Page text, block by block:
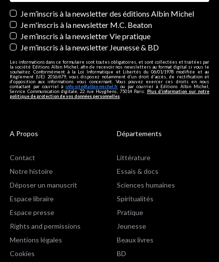
Newsletters
Je m’inscris à la newsletter des éditions Albin Michel
Je m'inscris à la newsletter M.C. Beaton
Je m’inscris à la newsletter Vie pratique
Je m’inscris à la newsletter Jeunesse & BD
Les informations dans ce formulaire sont toutes obligatoires, et sont collectées et traitées par
la société Editions Albin Michel, afin de recevoir nos newsletters au format digital si vous le
souhaitez. Conformément à la Loi Informatique et Libertés du 06/01/1978 modifiée et au
Règlement (UE) 2016/679, vous disposez notamment d'un droit d'accès, de rectification et
d’opposition aux informations vous concernant. Vous pouvez exercer ces droits en nous
contactant par courriel à info-site@albin-michel.fr ou par courrier à Editions Albin Michel,
Service Communication digitale, 22 rue Huyghens, 75014 Paris. Plus d’information sur notre
politique de protection de vos données personnelles
A Propos
Contact
Notre histoire
Déposer un manuscrit
Espace libraire
Espace presse
Rights and permissions
Mentions légales
Cookies
Départements
Littérature
Essais & docs
Sciences humaines
Spiritualités
Pratique
Jeunesse
Beaux livres
BD